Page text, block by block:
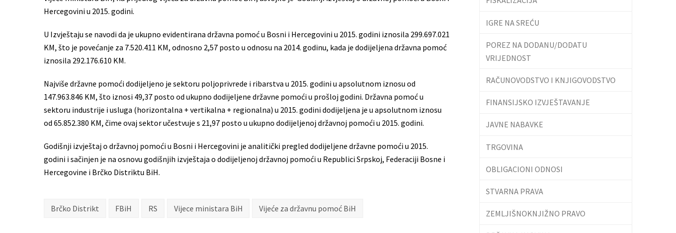
Hercegovini u 2015. godini.
U Izvještaju se navodi da je ukupno evidentirana državna pomoć u Bosni i Hercegovini u 2015. godini iznosila 299.697.021
KM, što je povećanje za 7.520.411 KM, odnosno 2,57 posto u odnosu na 2014. godinu, kada je dodijeljena državna pomoć
iznosila 292.176.610 KM.
Najviše državne pomoći dodijeljeno je sektoru poljoprivrede i ribarstva u 2015. godini u apsolutnom iznosu od
147.963.846 KM, što iznosi 49,37 posto od ukupno dodijeljene državne pomoći u prošloj godini. Državna pomoć u
sektoru industrije i usluga (horizontalna + vertikalna + regionalna) u 2015. godini dodijeljena je u apsolutnom iznosu
od 65.852.380 KM, čime ovaj sektor učestvuje s 21,97 posto u ukupno dodijeljenoj državnoj pomoći u 2015. godini.
Godišnji izvještaj o državnoj pomoći u Bosni i Hercegovini je analitički pregled dodijeljene državne pomoći u 2015.
godini i sačinjen je na osnovu godišnjih izvještaja o dodijeljenoj državnoj pomoći u Republici Srpskoj, Federaciji Bosne i
Hercegovine i Brčko Distriktu BiH.
Brčko Distrikt FBiH RS Vijece ministara BiH Vijeće za državnu pomoć BiH
IGRE NA SREĆU
POREZ NA DODANU/DODATU
VRIJEDNOST
RAČUNOVODSTVO I KNJIGOVODSTVO
FINANSIJSKO IZVJEŠTAVANJE
JAVNE NABAVKE
TRGOVINA
OBLIGACIONI ODNOSI
STVARNA PRAVA
ZEMLJIŠNOKNJIŽNO PRAVO